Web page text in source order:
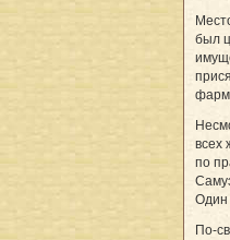
был
всех
по
Один
По-